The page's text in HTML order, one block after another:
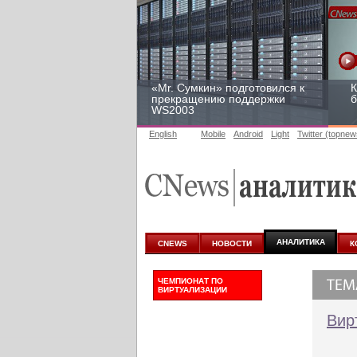
«Mr. Сумкин» подготовился к
прекращению поддержки
WS2003
к аналитике
English Mobile Android Light Twitter
CNEWS НОВОСТИ АНАЛИТИКА
ЧЕМПИОНАТ ПО
ВИРТУАЛИЗАЦИИ